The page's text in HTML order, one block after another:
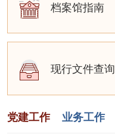
档案馆指南
现行文件查询
党建工作 业务工作